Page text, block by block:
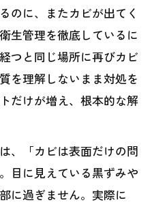
のに、またカビが出てく
生管理を徹底しているに
つと同じ場所に再びカビ
を理解しないまま対処を
だけが増え、根本的な解
、「カビは表面だけの問
目に見えている黒ずみや
に過ぎません。実際に